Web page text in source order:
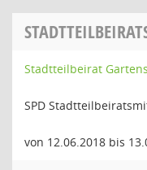
Stadtteilbeirat
SPD
von 12.06.2018 bis